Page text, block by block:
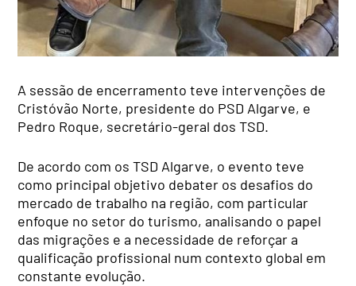
A sessão de encerramento teve intervenções de
Cristóvão Norte, presidente do PSD Algarve, e
Pedro Roque, secretário-geral dos TSD.
De acordo com os TSD Algarve, o evento teve
como principal objetivo debater os desafios do
mercado de trabalho na região, com particular
enfoque no setor do turismo, analisando o papel
das migrações e a necessidade de reforçar a
qualificação profissional num contexto global em
constante evolução.